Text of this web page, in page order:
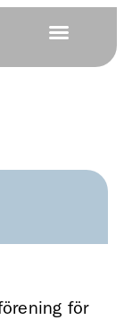
för